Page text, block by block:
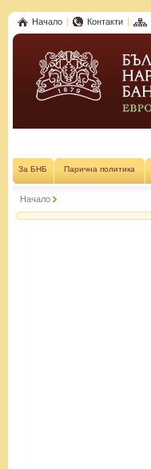
Начало Контакти
За БНБ Парична политика
Начало